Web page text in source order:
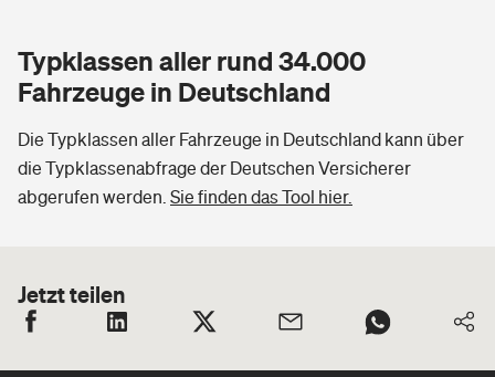
Typklassen aller rund 34.000
Fahrzeuge in Deutschland
Die Typklassen aller Fahrzeuge in Deutschland kann über
die Typklassenabfrage der Deutschen Versicherer
abgerufen werden. Sie finden das Tool hier.
Jetzt teilen